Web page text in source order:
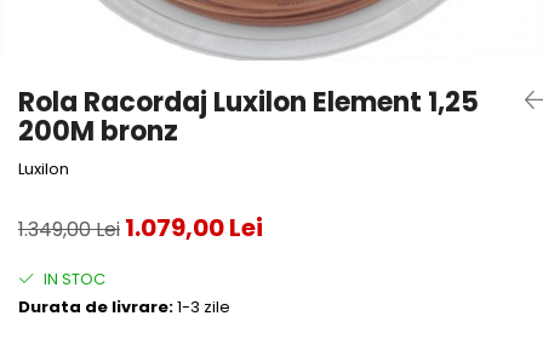
Accesorii tenis
Accesorii teren tenis
Testeaza rachete
Rola Racordaj Luxilon Element 1,25
200M bronz
Luxilon
1.349,00 Lei 1.079,00 Lei
IN STOC
Durata de livrare:1-3 zile